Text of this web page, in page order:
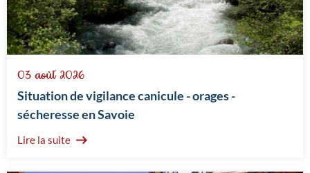
03 août 2026
Situation de vigilance canicule - orages -
sécheresse en Savoie
Lire la suite